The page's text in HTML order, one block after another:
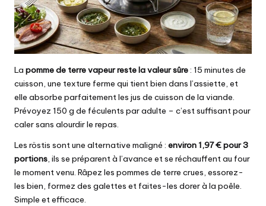
La pomme de terre vapeur reste la valeur sûre: 15 minutes de
cuisson, une texture ferme qui tient bien dans l’assiette, et
elle absorbe parfaitement les jus de cuisson de la viande.
Prévoyez 150 g de féculents par adulte – c’est suffisant pour
caler sans alourdir le repas.
Les röstis sont une alternative maligné : environ 1,97 € pour 3
portions, ils se préparent à l’avance et se réchauffent au four
le moment venu. Râpez les pommes de terre crues, essorez-
les bien, formez des galettes et faites-les dorer à la poêle.
Simple et efficace.